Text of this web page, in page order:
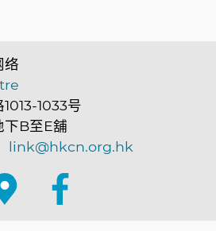
络
1033号
下B至E舖
link@hkcn.org.hk